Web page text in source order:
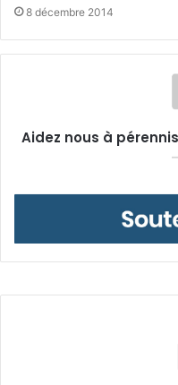
8 décembre 2014
Aidez nous à